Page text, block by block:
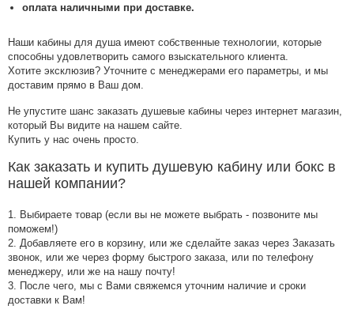
оплата наличными при доставке.
Наши кабины для душа имеют собственные технологии, которые
способны удовлетворить самого взыскательного клиента.
Хотите эксклюзив? Уточните с менеджерами его параметры, и мы
доставим прямо в Ваш дом.
Не упустите шанс заказать душевые кабины через интернет магазин,
который Вы видите на нашем сайте.
Купить у нас очень просто.
Как заказать и купить душевую кабину или бокс в
нашей компании?
1. Выбираете товар (если вы не можете выбрать - позвоните мы
поможем!)
2. Добавляете его в корзину, или же сделайте заказ через Заказать
звонок, или же через форму быстрого заказа, или по телефону
менеджеру, или же на нашу почту!
3. После чего, мы с Вами свяжемся уточним наличие и сроки
доставки к Вам!